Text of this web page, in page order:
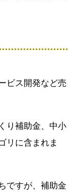
ビス開発など売
り補助金、中小
リに含まれま
ですが、補助金